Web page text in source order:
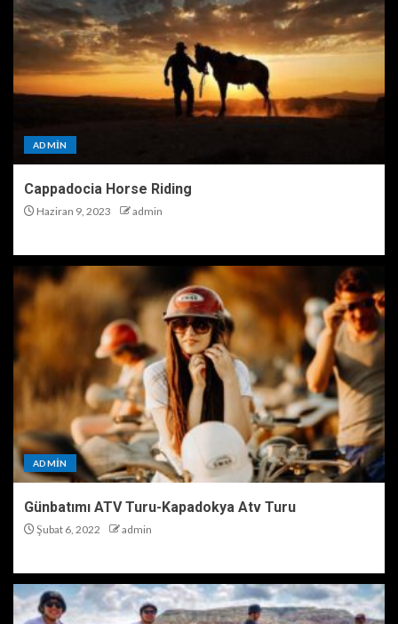
ADMIN
Cappadocia Horse Riding
Haziran 9, 2023 admin
ADMIN
Günbatımı ATV Turu-Kapadokya Atv Turu
Şubat 6, 2022 admin